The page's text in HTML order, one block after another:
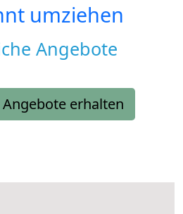
umziehen
Angebote
erhalten